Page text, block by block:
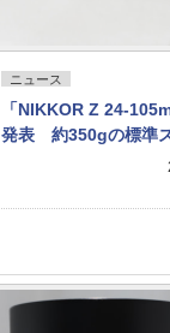
ニュース
「NIKKOR Z 24-
発表 約350gの標準